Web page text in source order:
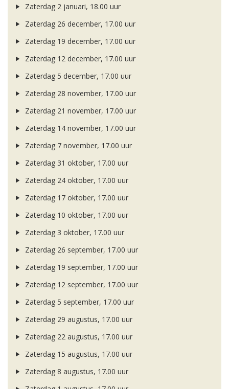
Zaterdag 2 januari, 18.00 uur
Zaterdag 26 december, 17.00 uur
Zaterdag 19 december, 17.00 uur
Zaterdag 12 december, 17.00 uur
Zaterdag 5 december, 17.00 uur
Zaterdag 28 november, 17.00 uur
Zaterdag 21 november, 17.00 uur
Zaterdag 14 november, 17.00 uur
Zaterdag 7 november, 17.00 uur
Zaterdag 31 oktober, 17.00 uur
Zaterdag 24 oktober, 17.00 uur
Zaterdag 17 oktober, 17.00 uur
Zaterdag 10 oktober, 17.00 uur
Zaterdag 3 oktober, 17.00 uur
Zaterdag 26 september, 17.00 uur
Zaterdag 19 september, 17.00 uur
Zaterdag 12 september, 17.00 uur
Zaterdag 5 september, 17.00 uur
Zaterdag 29 augustus, 17.00 uur
Zaterdag 22 augustus, 17.00 uur
Zaterdag 15 augustus, 17.00 uur
Zaterdag 8 augustus, 17.00 uur